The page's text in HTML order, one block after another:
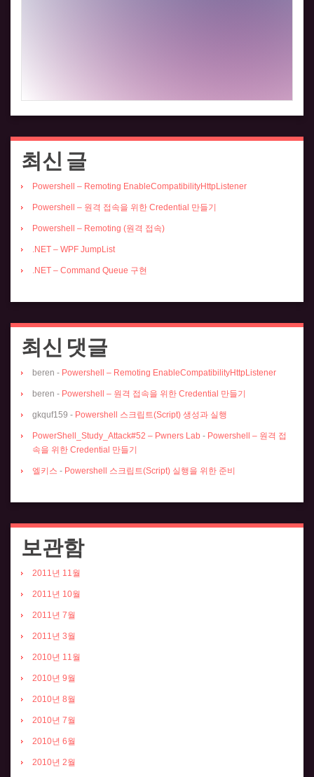
최신 글
Powershell – Remoting EnableCompatibilityHttpListener
Powershell – 원격 접속을 위한 Credential 만들기
Powershell – Remoting (원격 접속)
.NET – WPF JumpList
.NET – Command Queue 구현
최신 댓글
beren - Powershell – Remoting EnableCompatibilityHttpListener
beren - Powershell – 원격 접속을 위한 Credential 만들기
gkquf159 - Powershell 스크립트(Script) 생성과 실행
PowerShell_Study_Attack#52 – Pwners Lab - Powershell – 원격 접
속을 위한 Credential 만들기
엘키스 - Powershell 스크립트(Script) 실행을 위한 준비
보관함
2011년 11월
2011년 10월
2011년 7월
2011년 3월
2010년 11월
2010년 9월
2010년 8월
2010년 7월
2010년 6월
2010년 2월